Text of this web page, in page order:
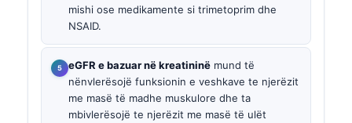
mishi ose medikamente si trimetoprim dhe
NSAID.
eGFR e bazuar në kreatininë mund të
nënvlerësojë funksionin e veshkave te njerëzit
me masë të madhe muskulore dhe ta
mbivlerësojë te njerëzit me masë të ulët